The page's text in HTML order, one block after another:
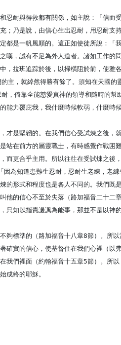
忍耐與得救都有關係，如主說：「信
；乃是說，由信心生出忍耐，用忍耐
都是一帆風順的。這正如使徒所說：
嘆，誠有不足為外人道者。諸如工作
，拉班追踪於後，以掃橫阻於前，使
主，就綽然得勝有餘了。須知在天國
，倚靠全能慈愛真神的領導和隨時的
能力覆庇我，我什麼時候軟弱，什麼時
才是堅韌的。在我們信心受試煉之後
站在前方的屬靈戰士，有時感覺作戰
而更合乎主用。所以往往在受試煉之
為知道患難生忍耐，忍耐生老練，老練
的形式和程度也是各人不同的。我們
他的信心不至於失落（路加福音二十
只知以指責譏諷為能事，那並不是以神
夠標準的（路加福音十八章8節）。所
確實的信心，使基督住在我們心裡（
我們裡面（約翰福音十五章5節）。所
成終的耶穌。